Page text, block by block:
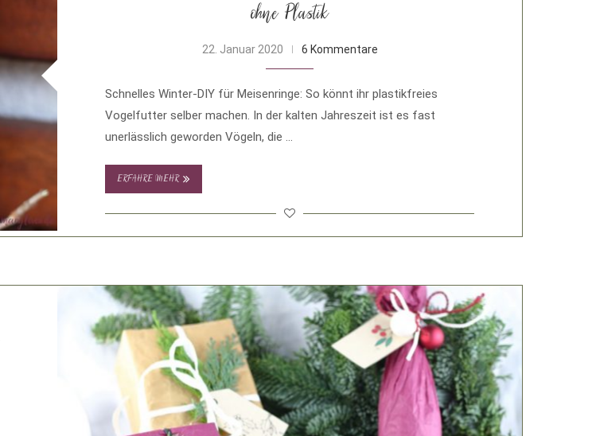
ohne Plastik
22. Januar 2020 6 Kommentare
Schnelles Winter-DIY für Meisenringe: So könnt ihr plastikfreies
Vogelfutter selber machen. In der kalten Jahreszeit ist es fast
unerlässlich geworden Vögeln, die …
ERFAHRE MEHR